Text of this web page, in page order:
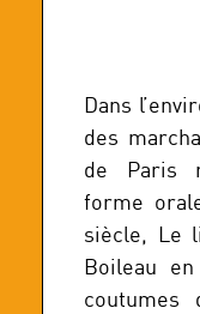
Dans
des
de Paris
forme
siècle, Le
Boileau
coutumes